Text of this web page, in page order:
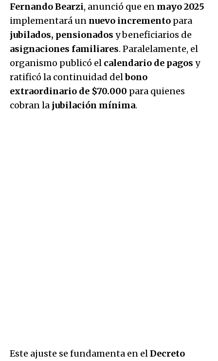
Fernando Bearzi, anunció que en mayo 2025
implementará un nuevo incremento para
jubilados, pensionados y beneficiarios de
asignaciones familiares. Paralelamente, el
organismo publicó el calendario de pagos y
ratificó la continuidad delbono
extraordinario de $70.000 para quienes
cobran la jubilación mínima.
Este ajuste se fundamenta en elDecreto